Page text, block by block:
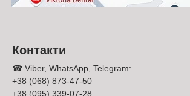
Контакти
☎ Viber, WhatsApp, Telegram:
+38 (068) 873-47-50
+38 (095) 339-07-28